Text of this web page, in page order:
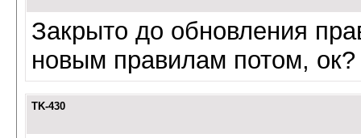
Закрыто до обновления
новым правилам потом, ок?
TK-430